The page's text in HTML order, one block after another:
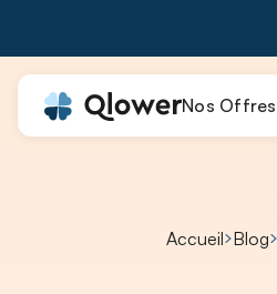
Nos Offres
Accueil Blog